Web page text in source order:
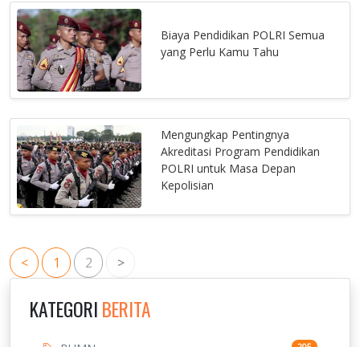
Biaya Pendidikan POLRI Semua
yang Perlu Kamu Tahu
Mengungkap Pentingnya
Akreditasi Program Pendidikan
POLRI untuk Masa Depan
Kepolisian
< 1 2 >
KATEGORI BERITA